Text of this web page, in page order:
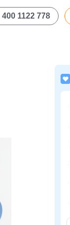
400 1122 778